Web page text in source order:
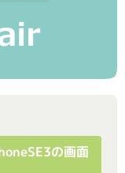
の画面